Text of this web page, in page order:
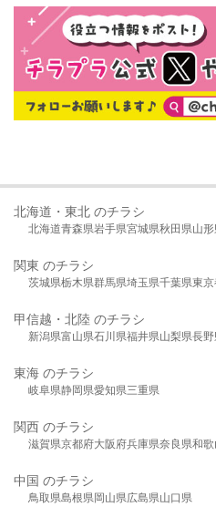
北海道・東北 のチラシ
北海道青森県岩手県宮城県秋田県山
関東 のチラシ
茨城県栃木県群馬県埼玉県千葉県東
甲信越・北陸 のチラシ
新潟県富山県石川県福井県山梨県長
東海 のチラシ
岐阜県静岡県愛知県三重県
関西 のチラシ
滋賀県京都府大阪府兵庫県奈良県和
中国 のチラシ
鳥取県島根県岡山県広島県山口県